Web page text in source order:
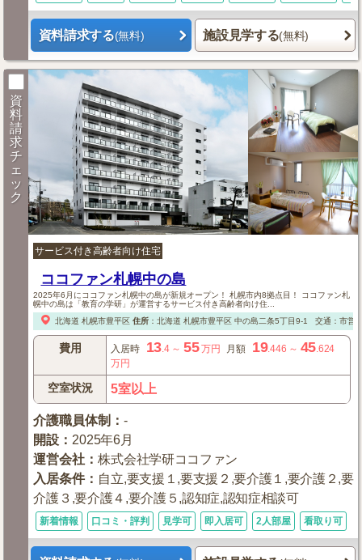
資料請求する(無料) 施設見学する(無料)
資
料
請
求
チ
ェ
ッ
ク
サービス付き高齢者向け住宅
ココファン札幌中の島
2025年6月にココファン札幌中の島が新規オープン！ 札幌市内8拠点目！ ココファン札
幌中の島は「教育の学研」が運営するサービス付き高齢者向け住...
北海道 札幌市豊平区 住所： 北海道 札幌市豊平区中の島二条5丁目9-1 交通：市営
費用 入居時 13.4～ 55万円 月額 19.446 ～ 45.624
万円
空室状況 5室以上
介護職員体制 ：-
開設 ： 2025年6月
運営会社 ：株式会社学研ココファン
入居条件： 自立,要支援１,要支援２,要介護１,要介護２,要
介護３,要介護４,要介護５,認知症,認知症相談可
新着情報 口コミ・評判 見学可 即入居可 2人部屋 看取り可